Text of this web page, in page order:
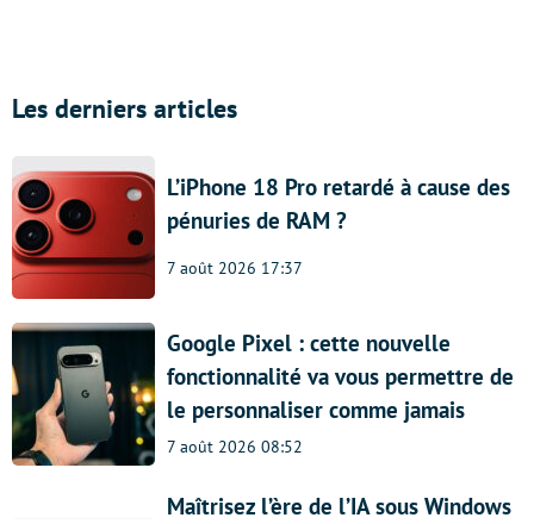
Les derniers articles
L’iPhone 18 Pro retardé à cause des
pénuries de RAM ?
7 août 2026 17:37
Google Pixel : cette nouvelle
fonctionnalité va vous permettre de
le personnaliser comme jamais
7 août 2026 08:52
Maîtrisez l’ère de l’IA sous Windows